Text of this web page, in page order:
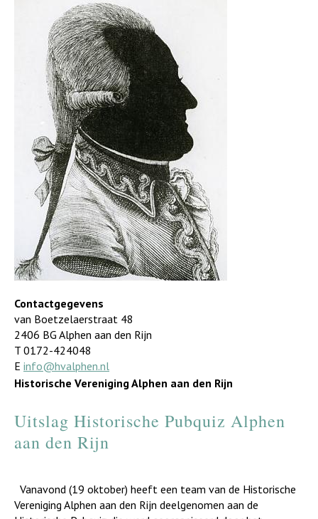
Contactgegevens
van Boetzelaerstraat 48
2406 BG Alphen aan den Rijn
T 0172-424048
E info@hvalphen.nl
Historische Vereniging Alphen aan den Rijn
Uitslag Historische Pubquiz Alphen
aan den Rijn
Vanavond (19 oktober) heeft een team van de Historische
Vereniging Alphen aan den Rijn deelgenomen aan de